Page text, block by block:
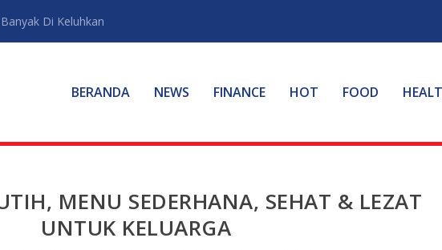
Di Keluhkan
BERANDA NEWS FINANCE HOT FOOD
MENU SEDERHANA, SEHAT & LEZAT
UNTUK KELUARGA